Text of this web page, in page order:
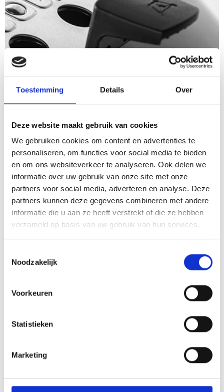
Toestemming Details Over
Deze website maakt gebruik van cookies
We gebruiken cookies om content en advertenties te
personaliseren, om functies voor social media te bieden
en om ons websiteverkeer te analyseren. Ook delen we
informatie over uw gebruik van onze site met onze
partners voor social media, adverteren en analyse. Deze
partners kunnen deze gegevens combineren met andere
informatie die u aan ze heeft verstrekt of die ze hebben
verzameld op basis van uw gebruik van hun services.
Noodzakelijk
Voorkeuren
Statistieken
Marketing
SPECIAAL HANDVAT VENTILATIEROOSTER
OOK INTERESSANT
RAPIDFIRE BRIKETTENSTARTERSET